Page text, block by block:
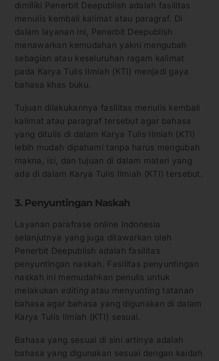
dimiliki Penerbit Deepublish adalah fasilitas
menulis kembali kalimat atau paragraf. Di
dalam layanan ini, Penerbit Deepublish
menawarkan kemudahan yakni mengubah
sebagian atau keseluruhan ragam kalimat
pada Karya Tulis Ilmiah (KTI) menjadi gaya
bahasa khas buku.
Tujuan dilakukannya fasilitas menulis kembali
kalimat atau paragraf tersebut agar bahasa
yang ditulis di dalam Karya Tulis Ilmiah (KTI)
lebih mudah dipahami tanpa harus mengubah
makna, isi, dan tujuan di dalam materi yang
ada di dalam Karya Tulis Ilmiah (KTI) tersebut.
3. Penyuntingan Naskah
Layanan parafrase online Indonesia
selanjutnya yang juga ditawarkan oleh
Penerbit Deepublish adalah fasilitas
penyuntingan naskah. Fasilitas penyuntingan
naskah ini memudahkan penulis untuk
melakukan editing atau menyunting tatanan
bahasa agar bahasa yang digunakan di dalam
Karya Tulis Ilmiah (KTI) sesuai.
Bahasa yang sesuai di sini artinya adalah
bahasa yang digunakan sesuai dengan kaidah